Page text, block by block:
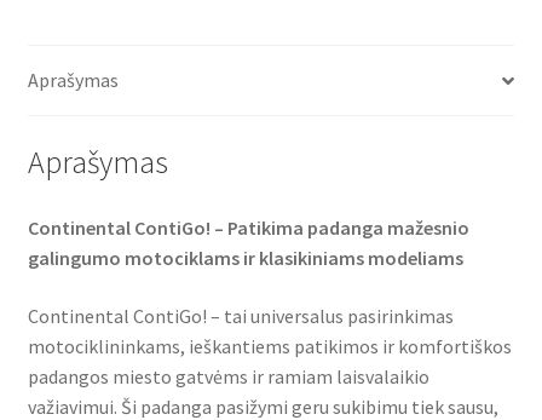
o
r
p
Aprašymas
Aprašymas
Continental ContiGo! – Patikima padanga mažesnio
galingumo motociklams ir klasikiniams modeliams
Continental ContiGo! – tai universalus pasirinkimas
motociklininkams, ieškantiems patikimos ir komfortiškos
padangos miesto gatvėms ir ramiam laisvalaikio
važiavimui. Ši padanga pasižymi geru sukibimu tiek sausu,